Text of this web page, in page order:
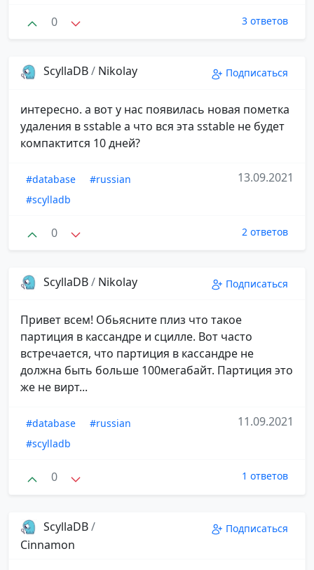
0 3 ответов
ScyllaDB/ Nikolay Подписаться
интересно. а вот у нас появилась новая пометка
удаления в sstable а что вся эта sstable не будет
компактится 10 дней?
#database
#russian
#scylladb
13.09.2021
0 2 ответов
ScyllaDB/ Nikolay Подписаться
Привет всем! Обьясните плиз что такое
партиция в кассандре и сцилле. Вот часто
встречается, что партиция в кассандре не
должна быть больше 100мегабайт. Партиция это
же не вирт...
#database
#russian
#scylladb
11.09.2021
0 1 ответов
ScyllaDB/
Cinnamon
Подписаться